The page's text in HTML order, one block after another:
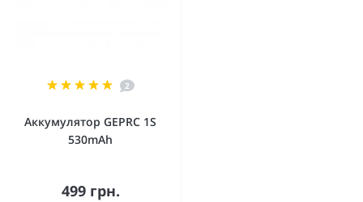
2
Аккумулятор GEPRC 1S
530mAh
499 грн.